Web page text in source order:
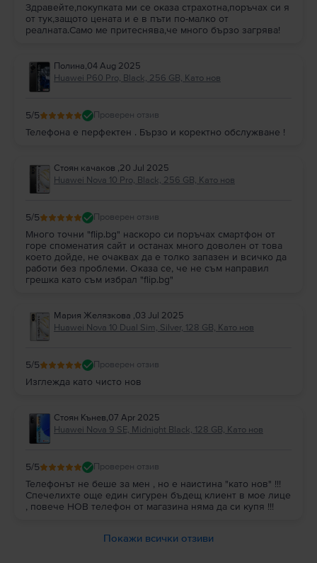
Здравейте,покупката ми се оказа страхотна,поръчах си я
от тук,защото цената и е в пъти по-малко от
реалната.Само ме притеснява,че много бързо загрява!
Полина,04 Aug 2025
Huawei P60 Pro, Black, 256 GB, Като нов
5/5 Проверен отзив
Телефона е перфектен . Бързо и коректно обслужване !
Стоян качаков ,20 Jul 2025
Huawei Nova 10 Pro, Black, 256 GB, Като нов
5/5 Проверен отзив
Много точни "flip.bg" наскоро си поръчах смартфон от
горе споменатия сайт и останах много доволен от това
което дойде, не очаквах да е толко запазен и всичко да
работи без проблеми. Оказа се, че не съм направил
грешка като съм избрал "flip.bg"
Мария Желязкова ,03 Jul 2025
Huawei Nova 10 Dual Sim, Silver, 128 GB, Като нов
5/5 Проверен отзив
Изглежда като чисто нов
Стоян Кънев,07 Apr 2025
Huawei Nova 9 SE, Midnight Black, 128 GB, Като нов
5/5 Проверен отзив
Телефонът не беше за мен , но е наистина "като нов" !!!
Спечелихте още един сигурен бъдещ клиент в мое лице
, повече НОВ телефон от магазина няма да си купя !!!
Покажи всички отзиви